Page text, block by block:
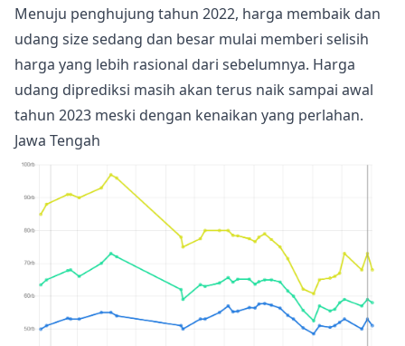
Menuju penghujung tahun 2022, harga membaik dan
udang size sedang dan besar mulai memberi selisih
harga yang lebih rasional dari sebelumnya. Harga
udang diprediksi masih akan terus naik sampai awal
tahun 2023 meski dengan kenaikan yang perlahan.
Jawa Tengah